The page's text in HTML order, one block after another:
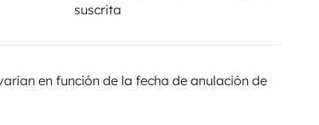
suscrita
en función de la fecha de anulación de